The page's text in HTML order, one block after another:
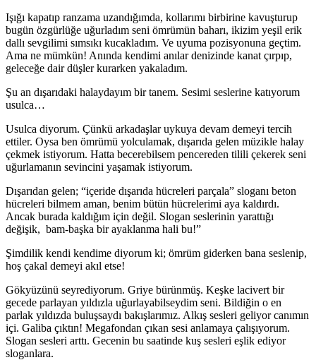
Işığı kapatıp ranzama uzandığımda, kollarımı birbirine kavuşturup
bugün özgürlüğe uğurladım seni ömrümün baharı, ikizim yeşil erik
dallı sevgilimi sımsıkı kucakladım. Ve uyuma pozisyonuna geçtim.
Ama ne mümkün! Anında kendimi anılar denizinde kanat çırpıp,
geleceğe dair düşler kurarken yakaladım.
Şu an dışarıdaki halaydayım bir tanem. Sesimi seslerine katıyorum
usulca…
Usulca diyorum. Çünkü arkadaşlar uykuya devam demeyi tercih
ettiler. Oysa ben ömrümü yolculamak, dışarıda gelen müzikle halay
çekmek istiyorum. Hatta becerebilsem pencereden tilili çekerek seni
uğurlamanın sevincini yaşamak istiyorum.
Dışarıdan gelen; “içeride dışarıda hücreleri parçala” sloganı beton
hücreleri bilmem aman, benim bütün hücrelerimi aya kaldırdı.
Ancak burada kaldığım için değil. Slogan seslerinin yarattığı
değişik, bam-başka bir ayaklanma hali bu!”
Şimdilik kendi kendime diyorum ki; ömrüm giderken bana seslenip,
hoş çakal demeyi akıl etse!
Gökyüzünü seyrediyorum. Griye bürünmüş. Keşke lacivert bir
gecede parlayan yıldızla uğurlayabilseydim seni. Bildiğin o en
parlak yıldızda buluşsaydı bakışlarımız. Alkış sesleri geliyor canımın
içi. Galiba çıktın! Megafondan çıkan sesi anlamaya çalışıyorum.
Slogan sesleri arttı. Gecenin bu saatinde kuş sesleri eşlik ediyor
sloganlara.